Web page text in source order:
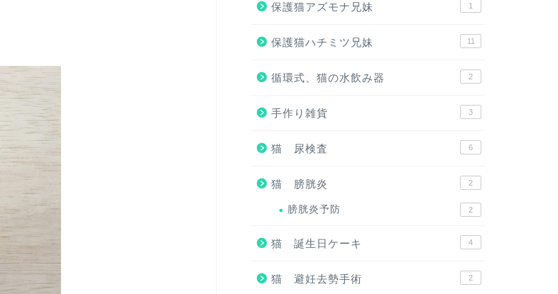
保護猫アズモナ兄妹 1
保護猫ハチミツ兄妹 11
循環式、猫の水飲み器 2
手作り雑貨 3
猫 尿検査 6
猫 膀胱炎 2
膀胱炎予防 2
猫 誕生日ケーキ 4
猫 避妊去勢手術 2